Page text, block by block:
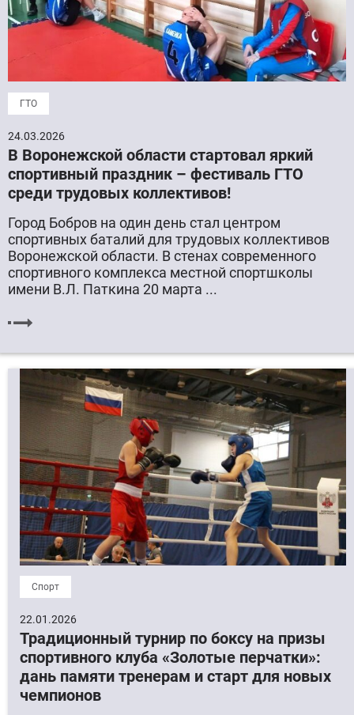
ГТО
24.03.2026
В Воронежской области стартовал яркий
спортивный праздник – фестиваль ГТО
среди трудовых коллективов!
Город Бобров на один день стал центром
спортивных баталий для трудовых коллективов
Воронежской области. В стенах современного
спортивного комплекса местной спортшколы
имени В.Л. Паткина 20 марта ...
Спорт
22.01.2026
Традиционный турнир по боксу на призы
спортивного клуба «Золотые перчатки»:
дань памяти тренерам и старт для новых
чемпионов